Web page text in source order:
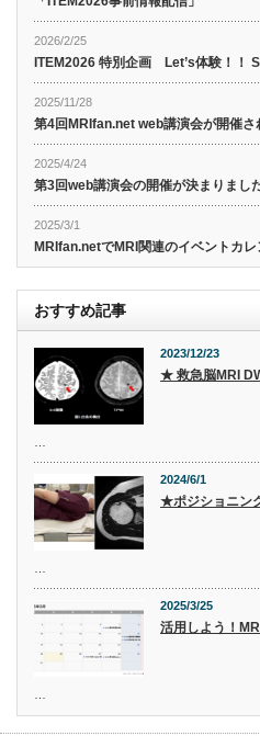
2026/2/25
ITEM2026 特別企画 Let’s体験！！
2025/11/28
第4回MRIfan.net web講演会が開催さ
2025/4/24
第3回web講演会の開催が決まりまし
2025/3/1
MRIfan.netでMRI関連のイベントカレ
おすすめ記事
2023/12/23
★ 救急脳MRI
2024/6/1
★ポジショニン
2025/3/25
活用しよう！